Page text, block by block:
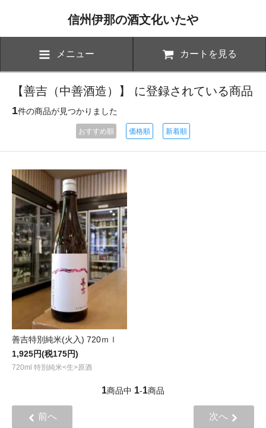
信州伊那の酒文化いたや
メニュー カートを見る
【善吉（中善酒造）】 に登録されている商品
1件の商品が見つかりました
おすすめ順 価格順 新着順
善吉特別純米(火入) 720ｍｌ
1,925円(税175円)
720ml 特別純米<生>原酒
1商品中 1-1商品
前へ 次へ